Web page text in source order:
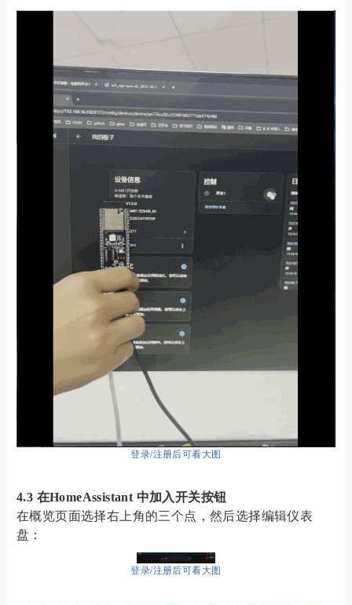
登录/注册后可看大图
4.3 在HomeAssistant 中加入开关按钮
在概览页面选择右上角的三个点，然后选择编辑仪表
盘：
登录/注册后可看大图